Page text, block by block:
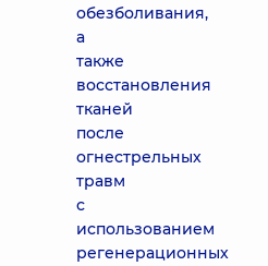
обезболивания,
а
также
восстановления
тканей
после
огнестрельных
травм
с
использованием
регенерационных